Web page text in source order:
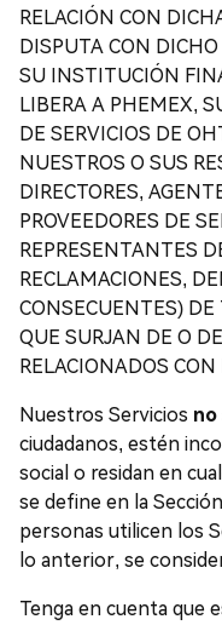
RELACIÓN CON
DISPUTA CON DICHO
SU INSTITUCIÓN
LIBERA A PHEMEX,
DE SERVICIOS DE
NUESTROS O SUS
DIRECTORES,
PROVEEDORES DE
REPRESENTANTES
RECLAMACIONES,
CONSECUENTES)
QUE SURJAN DE O
RELACIONADOS
Nuestros Servicios no
ciudadanos, estén
social o residan en
se define en la
personas utilicen los
lo anterior, se
Tenga en cuenta que